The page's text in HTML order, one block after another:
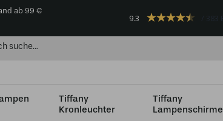
ab 99 €
9.3
Tiffany
Kronleuchter
Tiffany
Lampenschirme
Ø36cm Tiffany-Tischlampe Mini 104